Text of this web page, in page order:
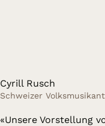
Cyrill Rusch
Schweizer Volksmusikant
«Unsere Vorstellung